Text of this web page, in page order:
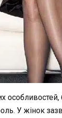
особливостей,
У жінок